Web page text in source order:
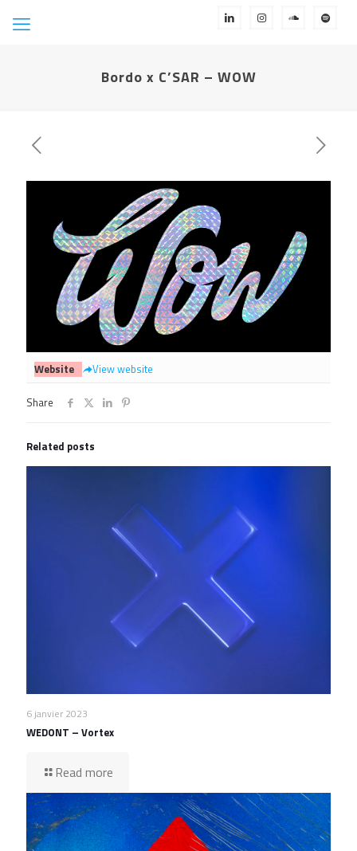
Bordo x C’SAR – WOW
Website View website
Share
Related posts
6 janvier 2023
WEDONT – Vortex
Read more